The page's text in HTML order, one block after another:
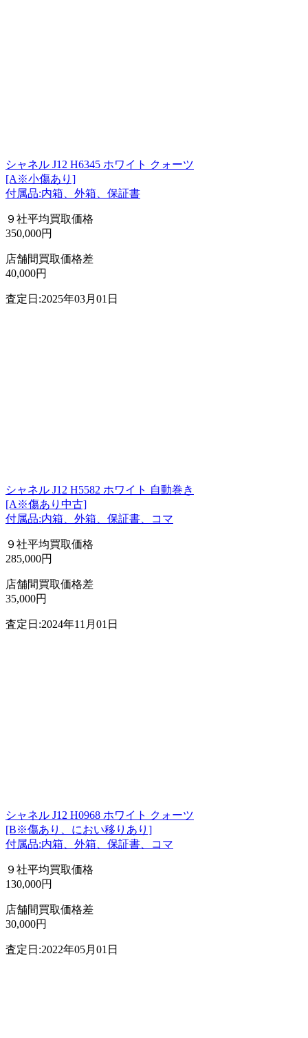
シャネル J12 H6345 ホワイト クォーツ
[A※小傷あり]
付属品:内箱、外箱、保証書
９社平均買取価格
350,000円
店舗間買取価格差
40,000円
査定日:2025年03月01日
シャネル J12 H5582 ホワイト 自動巻き
[A※傷あり中古]
付属品:内箱、外箱、保証書、コマ
９社平均買取価格
285,000円
店舗間買取価格差
35,000円
査定日:2024年11月01日
シャネル J12 H0968 ホワイト クォーツ
[B※傷あり、におい移りあり]
付属品:内箱、外箱、保証書、コマ
９社平均買取価格
130,000円
店舗間買取価格差
30,000円
査定日:2022年05月01日